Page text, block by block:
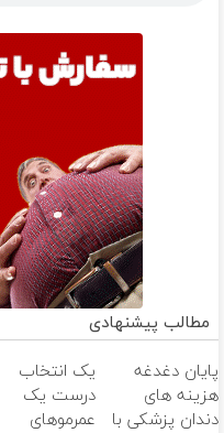
مطالب پیشنهادی
پایان دغدغه
هزینه های
دندان پزشکی با
یک انتخاب
درست یک
عمرموهای